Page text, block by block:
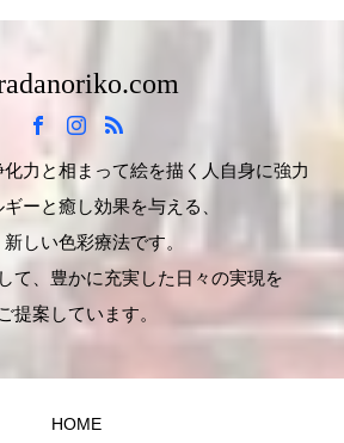
力と相まって絵を描く人自身に強力
ーと癒し効果を与える、
しい色彩療法です。
て、豊かに充実した日々の実現を
ご提案しています。
HOME